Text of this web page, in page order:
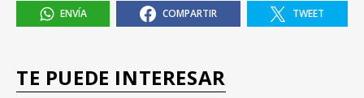
ENVÍA COMPARTIR TWEET
TE PUEDE INTERESAR